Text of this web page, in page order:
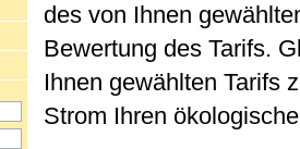
des von Ihnen
Bewertung des Tarifs.
Ihnen gewählten Tarifs
Strom Ihren